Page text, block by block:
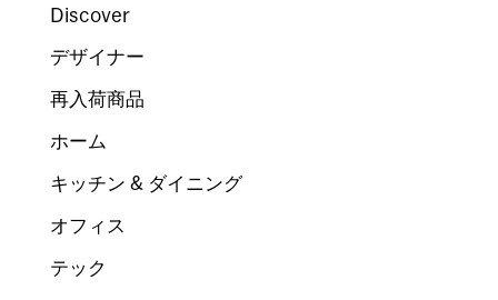
Discover
デザイナー
再入荷商品
ホーム
キッチン & ダイニング
オフィス
テック